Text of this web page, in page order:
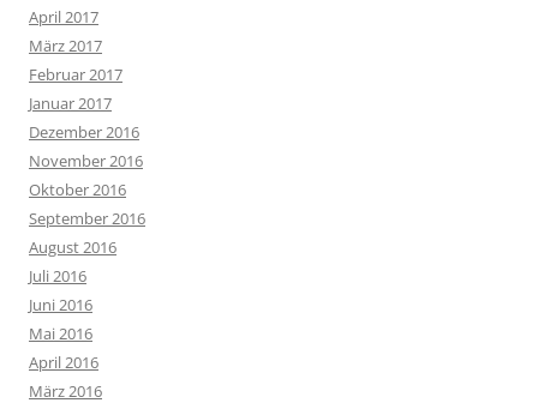
April 2017
März 2017
Februar 2017
Januar 2017
Dezember 2016
November 2016
Oktober 2016
September 2016
August 2016
Juli 2016
Juni 2016
Mai 2016
April 2016
März 2016